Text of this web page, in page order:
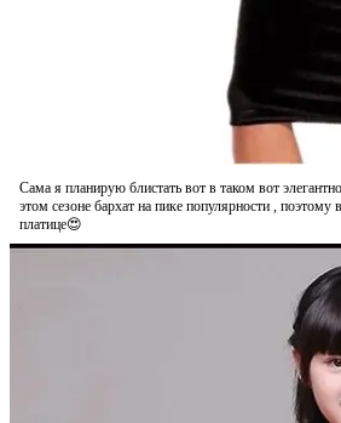
Сама я планирую блистать вот в таком вот
этом сезоне бархат на пике популярности ,
платице😍